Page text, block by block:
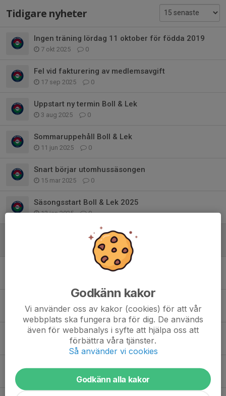
Tidigare nyheter
Ingen träning lördag 11 oktober för födda 2019
7 okt 2025 0
Fel vid fakturering av medlemsavgift
17 sep 2025 0
Uppstart ny termin Boll & Lek
3 aug 2025 0
Sommaruppehåll Boll & Lek
11 jun 2025 0
Snart börjar utomhussäsongen
15 mar 2025 0
Säsongsstart Boll & Lek 2025
12 jan 2025 0
Ingen träning 23 oktober
Inneträning startar 19e oktober
2 okt 2024 0
Match mot Anderslöv 22e sept
6 sep 2024 0
Matcher mot TFF söndag 8e
0
Godkänn kakor
Vi använder oss av kakor (cookies) för att vår
webbplats ska fungera bra för dig. De används
även för webbanalys i syfte att hjälpa oss att
förbättra våra tjänster.
Så använder vi cookies
Godkänn alla kakor